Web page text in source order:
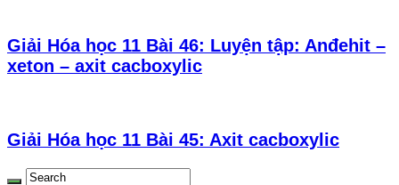
Giải Hóa học 11 Bài 46: Luyện tập: Anđehit –
xeton – axit cacboxylic
Giải Hóa học 11 Bài 45: Axit cacboxylic